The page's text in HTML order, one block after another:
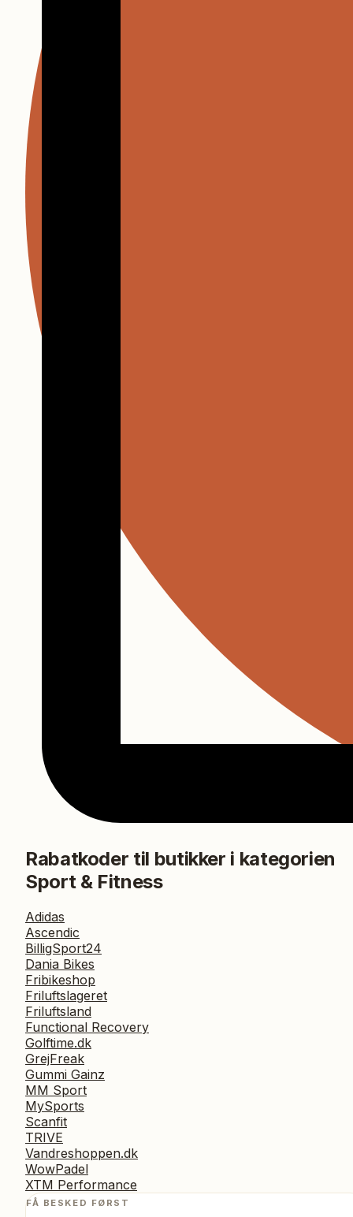
Rabatkoder til butikker i kategorien
Sport & Fitness
Adidas
Ascendic
BilligSport24
Dania Bikes
Fribikeshop
Friluftslageret
Friluftsland
Functional Recovery
Golftime.dk
GrejFreak
Gummi Gainz
MM Sport
MySports
Scanfit
TRIVE
Vandreshoppen.dk
WowPadel
XTM Performance
FÅ BESKED FØRST